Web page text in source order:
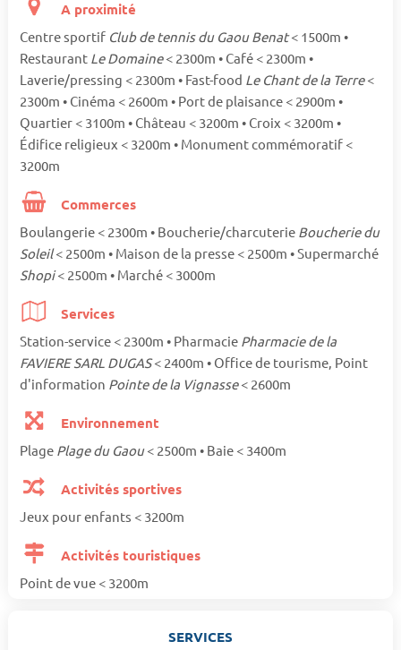
A proximité
Centre sportif Club de tennis du Gaou Benat< 1500m •
Restaurant Le Domaine< 2300m • Café < 2300m •
Laverie/pressing < 2300m • Fast-food Le Chant de la Terre<
2300m • Cinéma < 2600m • Port de plaisance < 2900m •
Quartier < 3100m • Château < 3200m • Croix < 3200m •
Édifice religieux < 3200m • Monument commémoratif <
3200m
Commerces
Boulangerie < 2300m • Boucherie/charcuterie Boucherie du
Soleil< 2500m • Maison de la presse < 2500m • Supermarché
Shopi< 2500m • Marché < 3000m
Services
Station-service < 2300m • Pharmacie Pharmacie de la
FAVIERE SARL DUGAS< 2400m • Office de tourisme, Point
d'information Pointe de la Vignasse< 2600m
Environnement
Plage Plage du Gaou< 2500m • Baie < 3400m
Activités sportives
Jeux pour enfants < 3200m
Activités touristiques
Point de vue < 3200m
SERVICES